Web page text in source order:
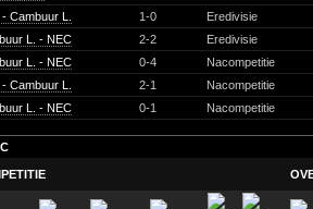
Cambuur L. 1-0
Eredivisie
L. - NEC 2-2
Eredivisie
L. - NEC 0-4
Nacompetitie
Cambuur L. 2-1
Nacompetitie
L. - NEC 0-1 Nacompetitie